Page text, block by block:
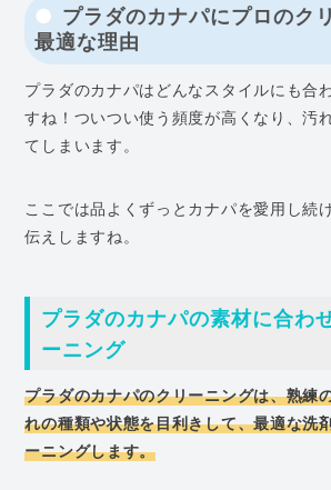
プラダのカナパにプロのク
最適な理由
プラダのカナパはどんなスタイルにも合
すね！ついつい使う頻度が高くなり、汚
てしまいます。
ここでは品よくずっとカナパを愛用し続
伝えしますね。
プラダのカナパの素材に合わ
ーニング
プラダのカナパのクリーニングは、熟練
れの種類や状態を目利きして、最適な洗
ーニングします。